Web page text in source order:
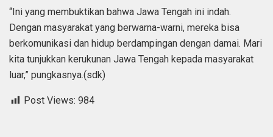
“Ini yang membuktikan bahwa Jawa Tengah ini indah.
Dengan masyarakat yang berwarna-warni, mereka bisa
berkomunikasi dan hidup berdampingan dengan damai. Mari
kita tunjukkan kerukunan Jawa Tengah kepada masyarakat
luar,” pungkasnya.(sdk)
Post Views: 984